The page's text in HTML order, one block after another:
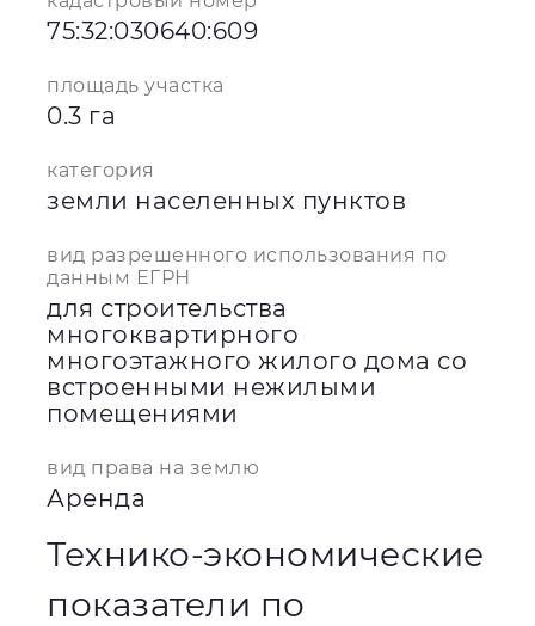
75:32:030640:609
площадь участка
0.3 га
категория
земли населенных пунктов
вид разрешенного использования по
данным ЕГРН
для строительства
многоквартирного
многоэтажного жилого дома со
встроенными нежилыми
помещениями
вид права на землю
Аренда
Технико-экономические
показатели по